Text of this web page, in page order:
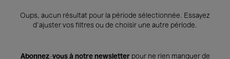
Oups, aucun résultat pour la période sélectionnée. Essayez
d’ajuster vos filtres ou de choisir une autre période.
Abonnez-vous à notre newsletterpour ne rien manquer de